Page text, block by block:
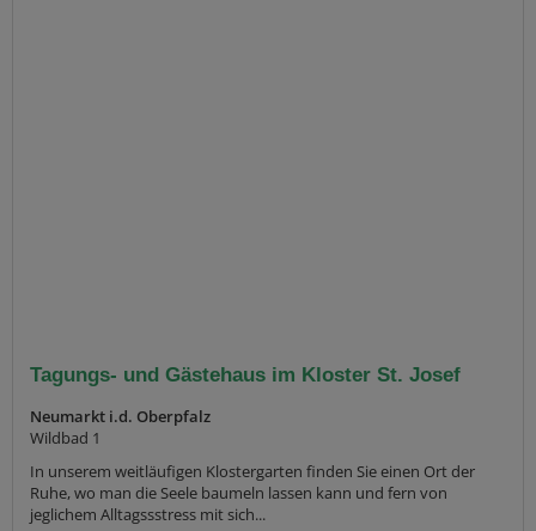
Tagungs- und Gästehaus im Kloster St. Josef
Neumarkt i.d. Oberpfalz
Wildbad 1
In unserem weitläufigen Klostergarten finden Sie einen Ort der
Ruhe, wo man die Seele baumeln lassen kann und fern von
jeglichem Alltagssstress mit sich...